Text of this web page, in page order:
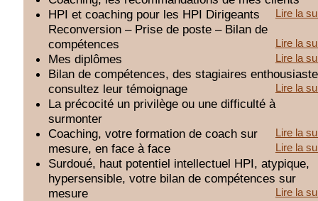
Lire la
HPI et coaching pour les HPI Dirigeants
Reconversion – Prise de poste – Bilan de
compétences
Lire la
Mes diplômes Lire la
Bilan de compétences, des stagiaires
consultez leur témoignage
Lire la
La précocité un privilège ou une difficulté à
surmonter
Lire la
Coaching, votre formation de coach sur
mesure, en face à face
Lire la
Surdoué, haut potentiel intellectuel HPI, atypique,
hypersensible, votre bilan de compétences sur
mesure
Lire la